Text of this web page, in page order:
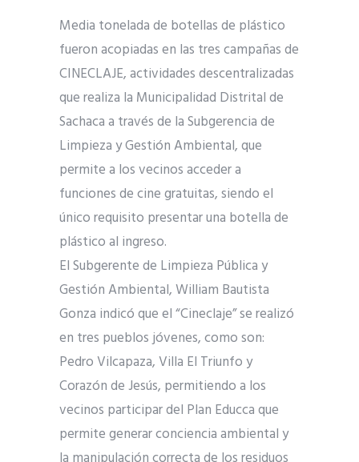
Media tonelada de botellas de plástico
fueron acopiadas en las tres campañas de
CINECLAJE, actividades descentralizadas
que realiza la Municipalidad Distrital de
Sachaca a través de la Subgerencia de
Limpieza y Gestión Ambiental, que
permite a los vecinos acceder a
funciones de cine gratuitas, siendo el
único requisito presentar una botella de
plástico al ingreso.
El Subgerente de Limpieza Pública y
Gestión Ambiental, William Bautista
Gonza indicó que el “Cineclaje” se realizó
en tres pueblos jóvenes, como son:
Pedro Vilcapaza, Villa El Triunfo y
Corazón de Jesús, permitiendo a los
vecinos participar del Plan Educca que
permite generar conciencia ambiental y